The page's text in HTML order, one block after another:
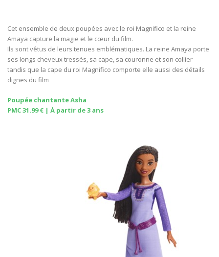
Cet ensemble de deux poupées avec le roi Magnifico et la reine
Amaya capture la magie et le cœur du film.
Ils sont vêtus de leurs tenues emblématiques. La reine Amaya porte
ses longs cheveux tressés, sa cape, sa couronne et son collier
tandis que la cape du roi Magnifico comporte elle aussi des détails
dignes du film
Poupée chantante Asha
PMC 31.99 € | À partir de 3 ans